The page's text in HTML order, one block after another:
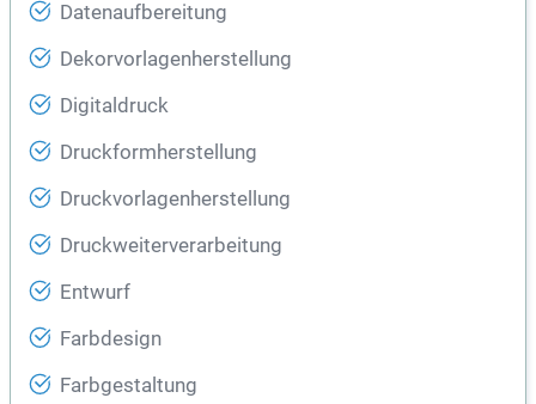
Datenaufbereitung
Dekorvorlagenherstellung
Digitaldruck
Druckformherstellung
Druckvorlagenherstellung
Druckweiterverarbeitung
Entwurf
Farbdesign
Farbgestaltung